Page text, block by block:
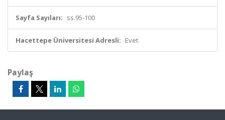
Sayfa Sayıları: ss.95-100
Hacettepe Üniversitesi Adresli: Evet
Paylaş